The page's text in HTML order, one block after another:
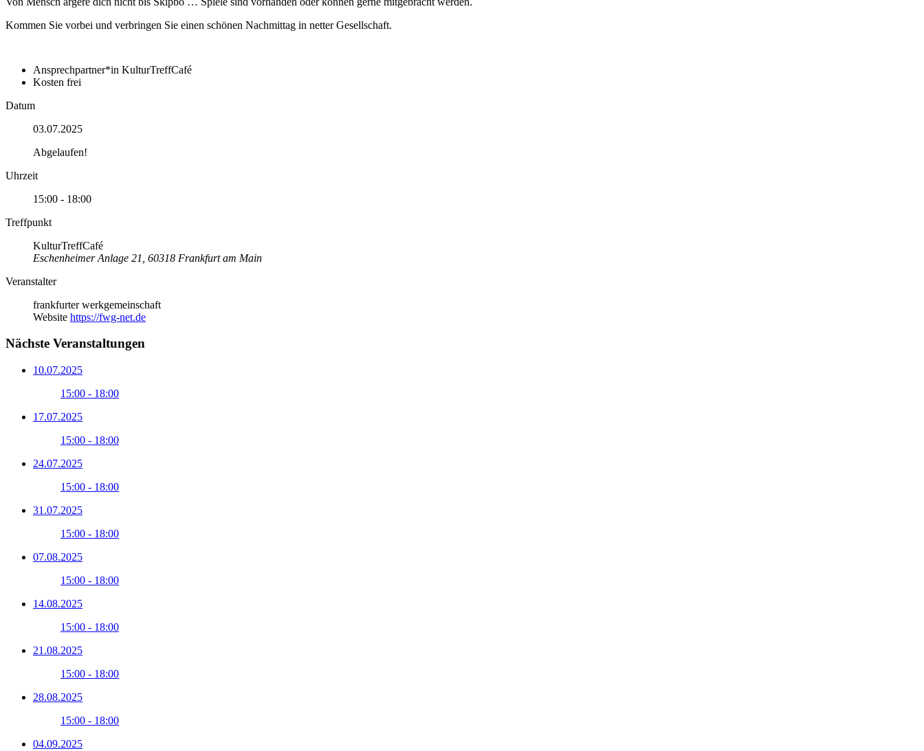
Kommen Sie vorbei und verbringen Sie einen schönen Nachmittag in netter Gesellschaft.
Ansprechpartner*in KulturTreffCafé
Kosten frei
Datum
03.07.2025
Abgelaufen!
Uhrzeit
15:00 - 18:00
Treffpunkt
KulturTreffCafé
Eschenheimer Anlage 21, 60318 Frankfurt am Main
Veranstalter
frankfurter werkgemeinschaft
Website https://fwg-net.de
Nächste Veranstaltungen
10.07.2025
15:00 - 18:00
17.07.2025
15:00 - 18:00
24.07.2025
15:00 - 18:00
31.07.2025
15:00 - 18:00
07.08.2025
15:00 - 18:00
14.08.2025
15:00 - 18:00
21.08.2025
15:00 - 18:00
28.08.2025
15:00 - 18:00
04.09.2025